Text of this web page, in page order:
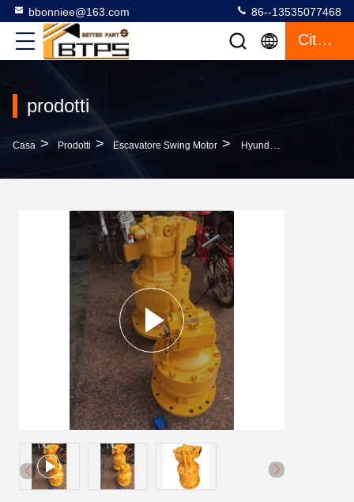
bbonniee@163.com 86--13535077468
Citazione
prodotti
Casa > Prodotti > Escavatore Swing Motor > Hyundai R215-9 R220-5 Escavatore Motore Oscillante R225LC-7 Swing Reduction Gearbox 31N6-10210